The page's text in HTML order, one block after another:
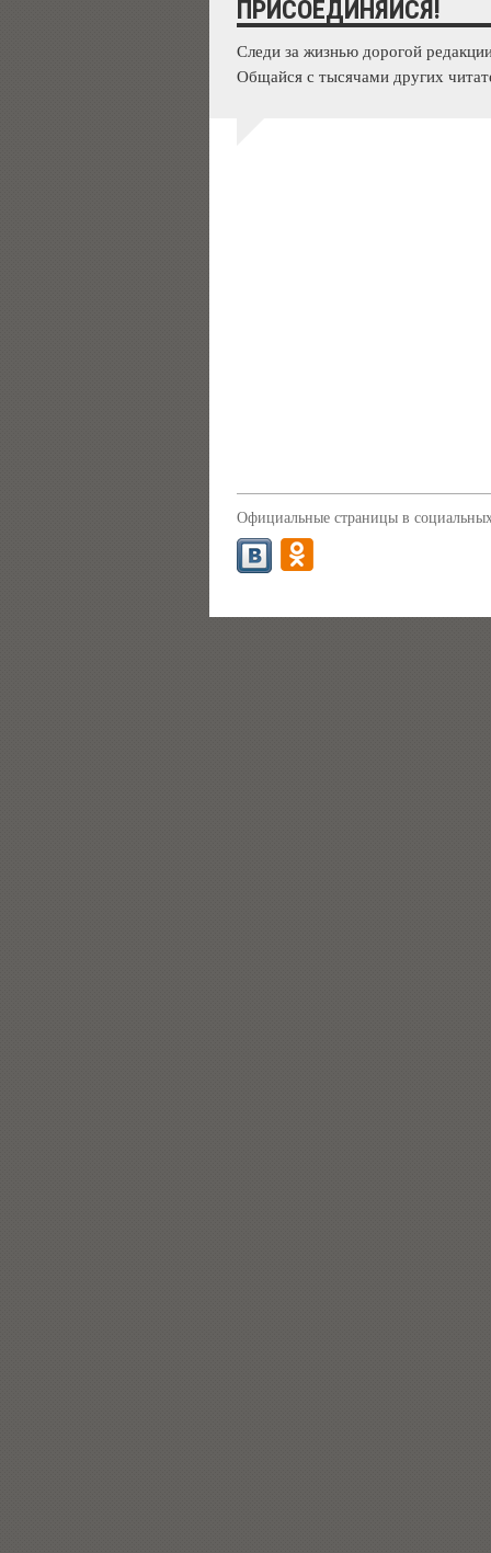
ПРИСОЕДИНЯЙСЯ!
Следи за жизнью дорогой
Общайся с тысячами других
Официальные страницы в социальных